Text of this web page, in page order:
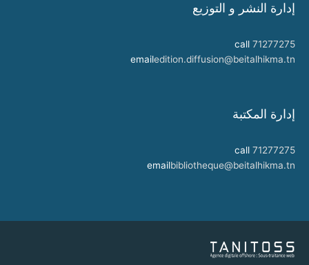
إدارة النشر و التوزيع
call 71277275
emailedition.diffusion@beitalhikma.tn
إدارة المكتبة
call 71277275
emailbibliotheque@beitalhikma.tn